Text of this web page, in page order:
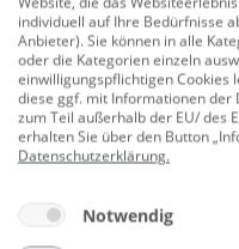
individuell auf Ihre Bedürfnisse
Anbieter). Sie können in alle
oder die Kategorien einzeln
einwilligungspflichtigen Cookies
diese ggf. mit Informationen
zum Teil außerhalb der EU/ des
erhalten Sie über den Button
Datenschutzerklärung.
Notwendig